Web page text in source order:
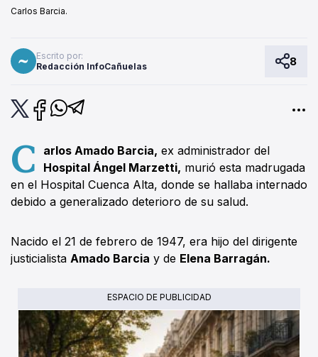
Carlos Barcia.
Escrito por:
Redacción InfoCañuelas
8
C arlos Amado Barcia, ex administrador del
Hospital Ángel Marzetti, murió esta madrugada
en el Hospital Cuenca Alta, donde se hallaba internado
debido a generalizado deterioro de su salud.
Nacido el 21 de febrero de 1947, era hijo del dirigente
justicialista Amado Barcia y de Elena Barragán.
ESPACIO DE PUBLICIDAD